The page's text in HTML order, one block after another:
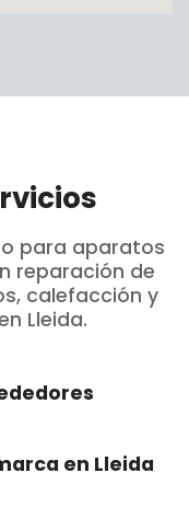
para aparatos
reparación de
calefacción y
Lleida.
en Lleida